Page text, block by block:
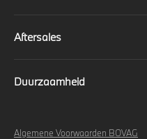
Aftersales
Duurzaamheid
Algemene Voorwaarden BOVAG